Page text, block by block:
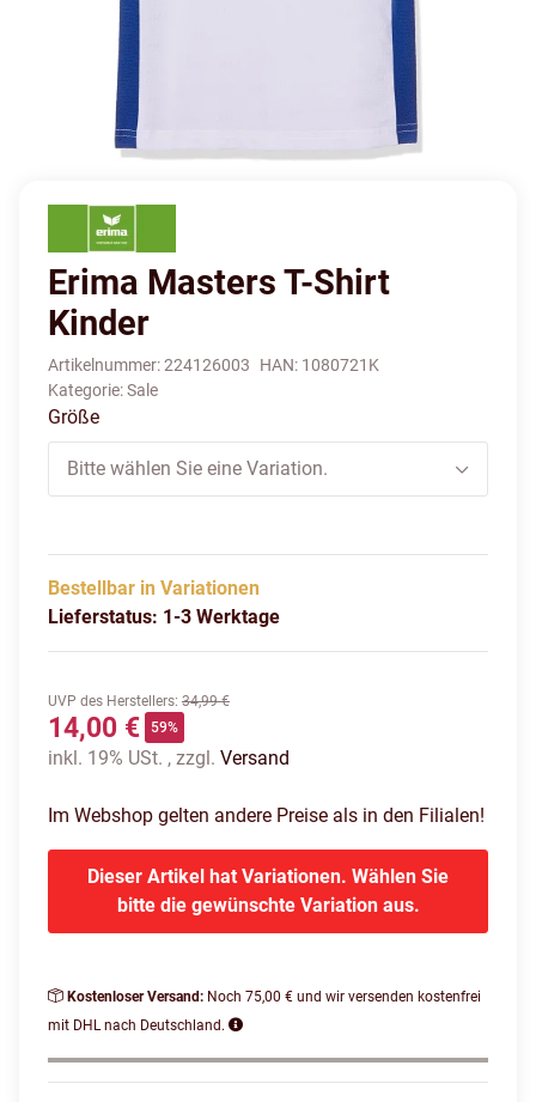
Erima Masters T-Shirt
Kinder
Artikelnummer:224126003 HAN: 1080721K
Kategorie:Sale
Größe
Bitte wählen Sie eine Variation.
Bestellbar in Variationen
Lieferstatus: 1-3 Werktage
UVP des Herstellers: 34,99 €
14,00 € 59%
inkl. 19% USt. , zzgl. Versand
Im Webshop gelten andere Preise als in den Filialen!
Dieser Artikel hat Variationen. Wählen Sie
bitte die gewünschte Variation aus.
Kostenloser Versand: Noch 75,00 € und wir versenden kostenfrei
mit DHL nach Deutschland.